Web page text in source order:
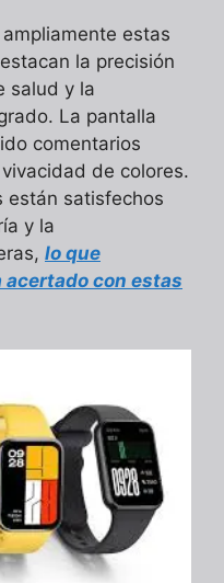
estas
la precisión
salud y la
La pantalla
comentarios
de colores.
están satisfechos
y la
lo que
con estas